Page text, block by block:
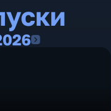
2026